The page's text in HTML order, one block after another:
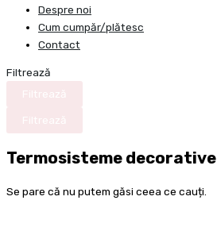
Despre noi
Cum cumpăr/plătesc
Contact
Filtrează
Termosisteme decorative
Se pare că nu putem găsi ceea ce cauți.